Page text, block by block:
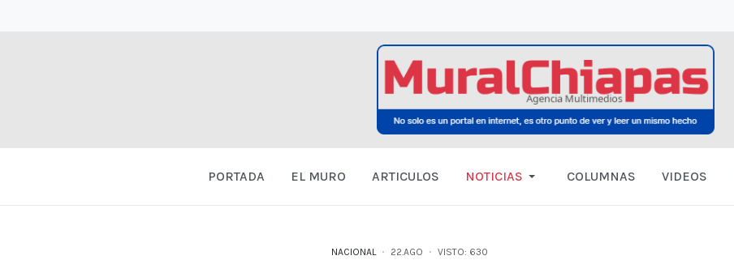
PORTADA EL MURO ARTICULOS NOTICIAS COLUMNAS VIDEOS
NACIONAL 22.AGO VISTO: 630